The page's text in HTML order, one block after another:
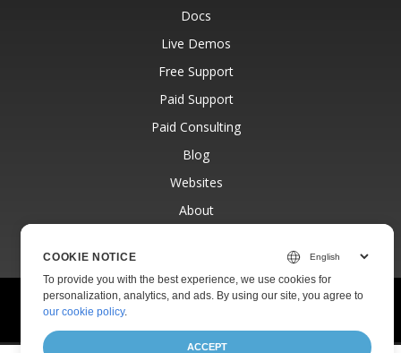
Docs
Live Demos
Free Support
Paid Support
Paid Consulting
Blog
Websites
About
© Aspose Pty Ltd 2001-2026.All Rights Reserved.
Privacy Policy
COOKIE NOTICE
To provide you with the best experience, we use cookies for
personalization, analytics, and ads. By using our site, you agree to
our cookie policy.
ACCEPT